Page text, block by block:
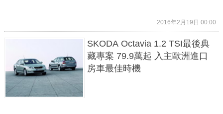
2016年2月19日 00:00
SKODA Octavia 1.2 TSI最後典
藏專案 79.9萬起 入主歐洲進口
房車最佳時機